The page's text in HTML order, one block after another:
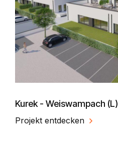
Kurek - Weiswampach (L)
Projekt entdecken